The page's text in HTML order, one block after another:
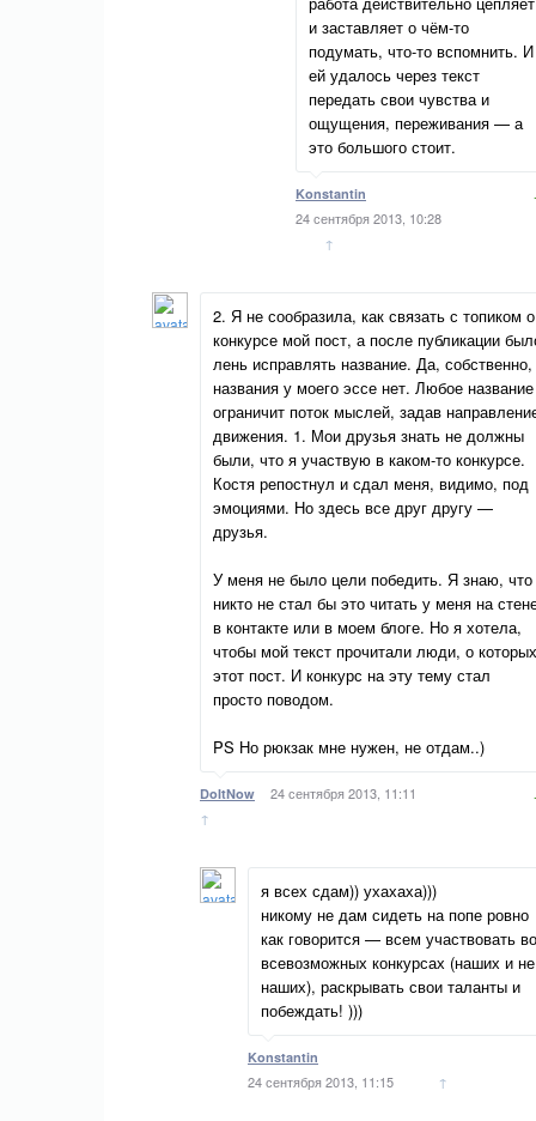
и заставляет о чём-то
подумать, что-то вспомнить. И
ей удалось через текст
передать свои чувства и
ощущения, переживания — а
это большого стоит.
Konstantin
24 сентября 2013, 10:28
↑
2. Я не сообразила, как связать с топиком о
конкурсе мой пост, а после публикации
лень исправлять название. Да, собственно,
названия у моего эссе нет. Любое название
ограничит поток мыслей, задав
движения. 1. Мои друзья знать не должны
были, что я участвую в каком-то конкурсе.
Костя репостнул и сдал меня, видимо, под
эмоциями. Но здесь все друг другу —
друзья.
У меня не было цели победить. Я знаю, что
никто не стал бы это читать у меня на
в контакте или в моем блоге. Но я хотела,
чтобы мой текст прочитали люди, о которых
этот пост. И конкурс на эту тему стал
просто поводом.
PS Но рюкзак мне нужен, не отдам..)
DoItNow 24 сентября 2013, 11:11
↑
я всех сдам)) ухахаха)))
никому не дам сидеть на попе ровно
как говорится — всем участвовать во
всевозможных конкурсах (наших и не
наших), раскрывать свои таланты и
побеждать! )))
Konstantin
24 сентября 2013, 11:15 ↑